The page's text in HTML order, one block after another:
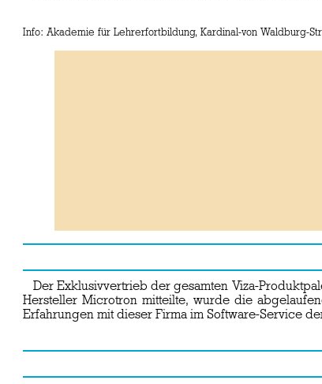
Info: Akademie für Lehrerfortbildung, Kardinal-von Waldburg-
Der Exklusivvertrieb der gesamten Viza-
Hersteller Microtron mitteilte, wurde die
Erfahrungen mit dieser Firma im Software-Service